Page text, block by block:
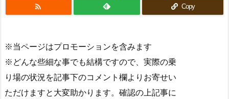
 Copy
※当ページはプロモーションを含みます
※どんな些細な事でも結構ですので、実際の乗
り場の状況を記事下のコメント欄よりお寄せい
ただけますと大変助かります。確認の上記事に